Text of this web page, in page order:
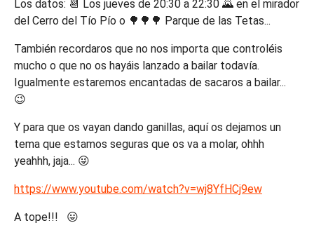
Los datos: 📆 Los jueves de 20:30 a 22:30 🌄 en el mirador
del Cerro del Tío Pío o 🌳🌳🌳 Parque de las Tetas...
También recordaros que no nos importa que controléis
mucho o que no os hayáis lanzado a bailar todavía.
Igualmente estaremos encantadas de sacaros a bailar...
😉
Y para que os vayan dando ganillas, aquí os dejamos un
tema que estamos seguras que os va a molar, ohhh
yeahhh, jaja... 😜
https://www.youtube.com/watch?v=wj8YfHCj9ew
A tope!!! 😛